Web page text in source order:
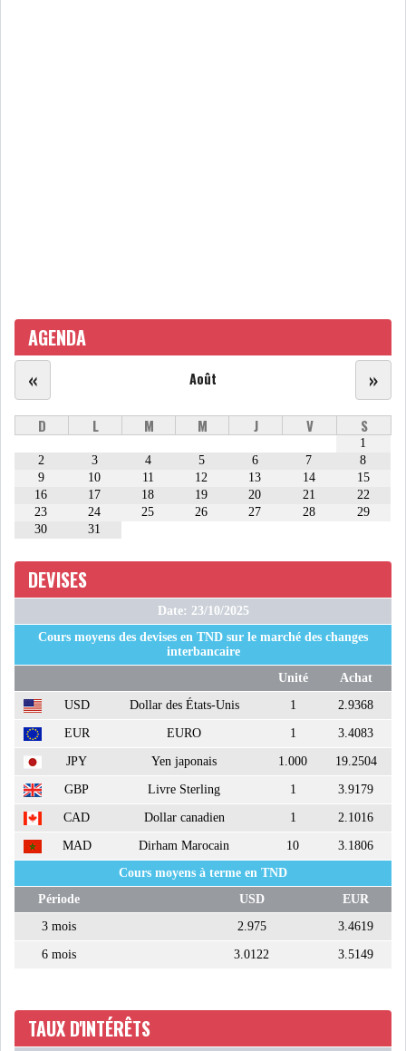
RSS
MENA AFRIQUE DU NORD
USA & CANADA
AFRIQUE
SUBSAHARIENNE
AMÉRIQUE LATINE RESTE DU MONDE
HAUSSE APRÈS LA P...
LES PRIX ALIMENTAIRES
MONDIAUX AU PLUS H...
LE PÉTROLE SE STABILISE
SOUS LES 80 DOLL...
DANS UNE ÈRE DE FAIBLE
AGENDA
Août
« »
D L M M J V S
1
2
3 4 5 6 7
8
9
10 11 12 13 14
15
16
17 18 19 20 21
22
23
24 25 26 27 28
29
30
31
DEVISES
Date: 23/10/2025
Cours moyens des devises en TND sur le marché des changes
interbancaire
Unité
Achat
USD
Dollar des États-Unis 1 2.9368
EUR EURO 1 3.4083
JPY Yen japonais 1.000 19.2504
GBP Livre Sterling 1 3.9179
CAD Dollar canadien 1 2.1016
MAD Dirham Marocain 10
3.1806
Cours moyens à terme en TND
Période
USD
EUR
3 mois
2.975 3.4619
6 mois 3.0122 3.5149
TAUX D'INTÉRÊTS